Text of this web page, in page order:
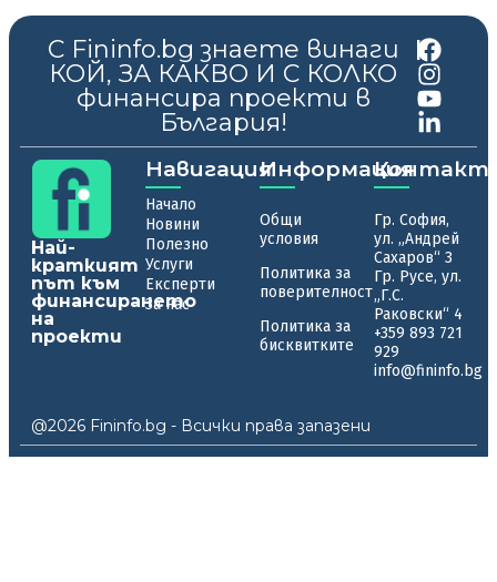
С Fininfo.bg знаете винаги
КОЙ, ЗА КАКВО И С КОЛКО
финансира проекти в
България!
|
Най-
краткият
път към
финансирането
на
проекти
Навигация
Начало
Новини
Полезно
Услуги
Експерти
За нас
Информация
Общи
условия
Политика за
поверителност
Политика за
бисквитките
Гр. София,
ул. „Андрей
Сахаров“ 3
Гр. Русе, ул.
„Г.С.
Раковски“ 4
+359 893 721
929
info@fininfo.bg
@2026 Fininfo.bg - Всички права запазени